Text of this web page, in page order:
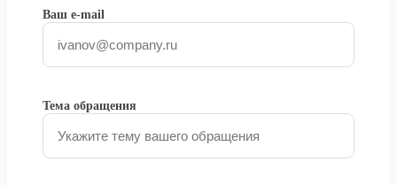
Ваш e-mail
Тема обращения